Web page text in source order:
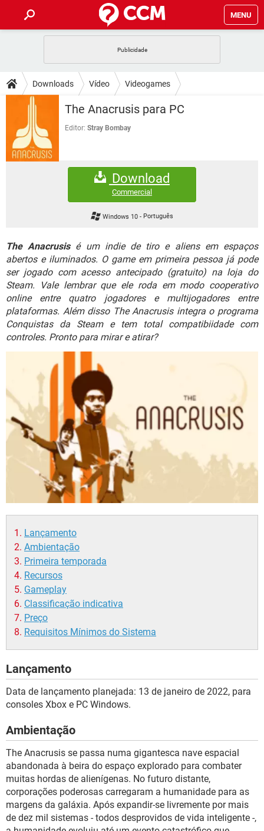
MENU
CELULAR FACEBOOK
OUTLOOK EXCEL
INSTAGRAM
GUIA DE COMPRAS
DICAS
JOGOS WHATSAPP
FACEBOOK
OUTLOOK
INSTAGRAM
DOWNLOADS
JOGOS
CELULAR
EXCEL
GMAIL
FÓRUM
JOGOS
FACEBOOK
EXCEL
GMAIL
WHATSAPP
INSTAGRAM GMAIL
GUIA DE COMPRAS
Downloads Vídeo Videogames
The Anacrusis para PC
Editor: Stray Bombay
Download
Commercial
Windows 10- Português
The Anacrusisé um indie de tiro e aliens em espaços
abertos e iluminados. O game em primeira pessoa já pode
ser jogado com acesso antecipado (gratuito) na loja do
Steam. Vale lembrar que ele roda em modo cooperativo
online entre quatro jogadores e multijogadores entre
plataformas. Além disso The Anacrusis integra o programa
Conquistas da Steam e tem total compatibiidade com
controles. Pronto para mirar e atirar?
Lançamento
Ambientação
Primeira temporada
Recursos
Gameplay
Classificação indicativa
Preço
Requisitos Mínimos do Sistema
Lançamento
Data de lançamento planejada: 13 de janeiro de 2022, para
consoles Xbox e PC Windows.
Ambientação
The Anacrusis se passa numa gigantesca nave espacial
abandonada à beira do espaço explorado para combater
muitas hordas de alienígenas. No futuro distante,
corporações poderosas carregaram a humanidade para as
margens da galáxia. Após expandir-se livremente por mais
de dez mil sistemas - todos desprovidos de vida inteligente -,